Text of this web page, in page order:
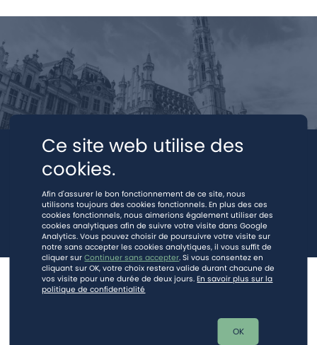
Mentions légales- Vie privée (RGPD)
Ce site est protégé par reCAPTCHA et la
Ce site web utilise des
cookies.
Afin d'assurer le bon fonctionnement de ce site, nous
utilisons toujours des cookies fonctionnels. En plus des ces
cookies fonctionnels, nous aimerions également utiliser des
cookies analytiques afin de suivre votre visite dans Google
Analytics. Vous pouvez choisir de poursuivre votre visite sur
notre sans accepter les cookies analytiques, il vous suffit de
cliquer surContinuer sans accepter. Si vous consentez en
cliquant sur OK, votre choix restera valide durant chacune de
vos visite pour une durée de deux jours.En savoir plus sur la
politique de confidentialité
OK